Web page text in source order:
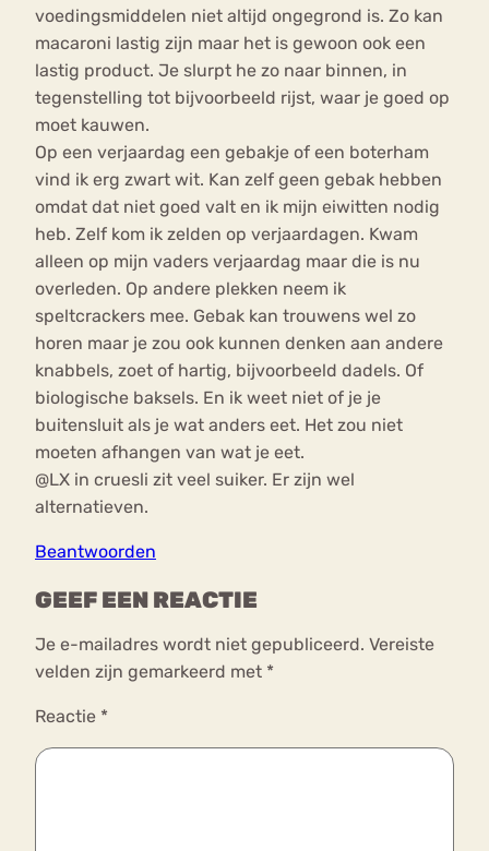
voedingsmiddelen niet altijd ongegrond is. Zo kan
macaroni lastig zijn maar het is gewoon ook een
lastig product. Je slurpt he zo naar binnen, in
tegenstelling tot bijvoorbeeld rijst, waar je goed op
moet kauwen.
Op een verjaardag een gebakje of een boterham
vind ik erg zwart wit. Kan zelf geen gebak hebben
omdat dat niet goed valt en ik mijn eiwitten nodig
heb. Zelf kom ik zelden op verjaardagen. Kwam
alleen op mijn vaders verjaardag maar die is nu
overleden. Op andere plekken neem ik
speltcrackers mee. Gebak kan trouwens wel zo
horen maar je zou ook kunnen denken aan andere
knabbels, zoet of hartig, bijvoorbeeld dadels. Of
biologische baksels. En ik weet niet of je je
buitensluit als je wat anders eet. Het zou niet
moeten afhangen van wat je eet.
@LX in cruesli zit veel suiker. Er zijn wel
alternatieven.
Beantwoorden
GEEF EEN REACTIE
Je e-mailadres wordt niet gepubliceerd. Vereiste
velden zijn gemarkeerd met *
Reactie *